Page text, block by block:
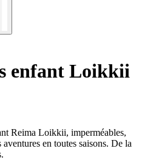
enfant Loikkii
Reima Loikkii, imperméables,
en toutes saisons. De la